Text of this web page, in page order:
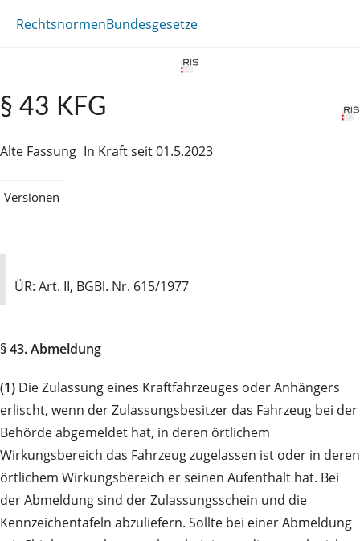
RechtsnormenBundesgesetze
§ 43 KFG
Alte Fassung In Kraft seit 01.5.2023
Versionen
ÜR: Art. II, BGBl. Nr. 615/1977
§ 43. Abmeldung
(1) Die Zulassung eines Kraftfahrzeuges oder Anhängers
erlischt, wenn der Zulassungsbesitzer das Fahrzeug bei der
Behörde abgemeldet hat, in deren örtlichem
Wirkungsbereich das Fahrzeug zugelassen ist oder in deren
örtlichem Wirkungsbereich er seinen Aufenthalt hat. Bei
der Abmeldung sind der Zulassungsschein und die
Kennzeichentafeln abzuliefern. Sollte bei einer Abmeldung